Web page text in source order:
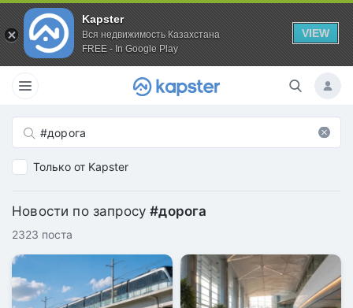
Kapster
Вся недвижимость Казахстана
FREE - In Google Play
VIEW
Только от Kapster
Новости по запросу#дорога
2323 поста